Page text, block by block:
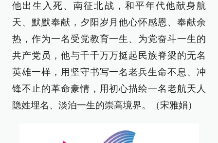
他出生入死、南征北战，和平年代他献身航
天、默默奉献，夕阳岁月他心怀感恩、奉献余
热，作为一名受党教育一生、为党奋斗一生的
共产党员，他与千千万万挺起民族脊梁的无名
英雄一样，用坚守书写一名老兵生命不息、冲
锋不止的革命豪情，用初心描绘一名老航天人
隐姓埋名、淡泊一生的崇高境界。（宋雅娟）